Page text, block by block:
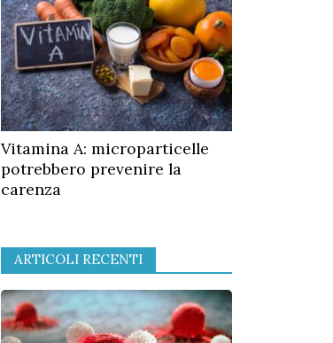
Vitamina A: microparticelle
potrebbero prevenire la
carenza
ARTICOLI RECENTI